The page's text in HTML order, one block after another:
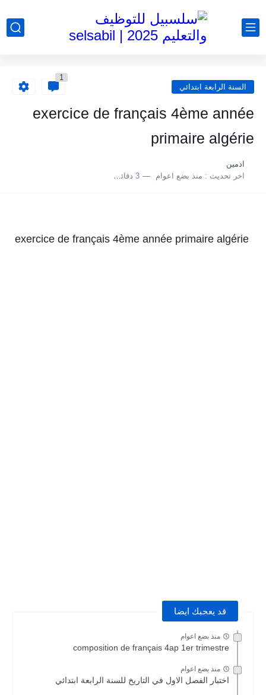
السنة الرابعة ابتدائي
1
exercice de français 4ème année
primaire algérie
ادمين
اخر تحديث : منذ بضع اعوام 3 دقائق للقراءة
exercice de français 4ème année primaire algérie
قد يعجبك ايضا
منذ بضع اعوام
composition de français 4ap 1er trimestre
منذ بضع اعوام
اختبار الفصل الاول في التاريخ للسنة الرابعة ابتدائي